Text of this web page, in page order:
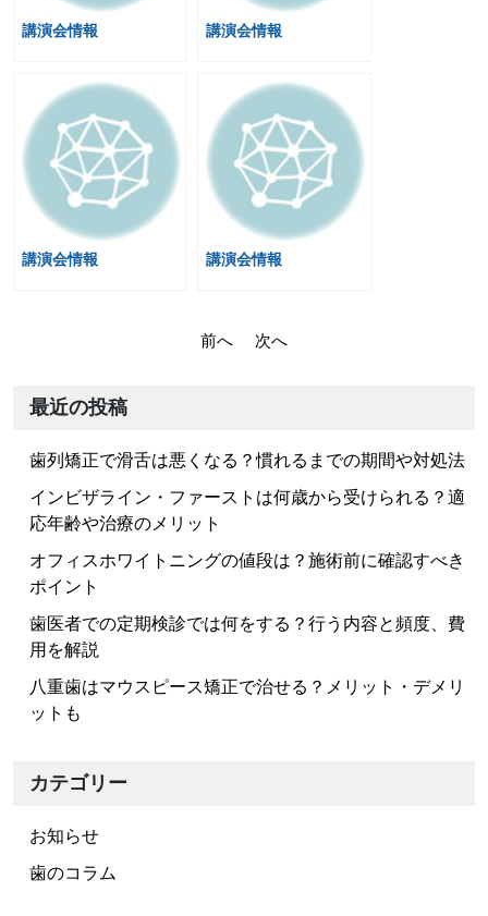
講演会情報 講演会情報
講演会情報 講演会情報
ナ
ゲ
ー
シ
ョ
ン
前へ 次へ
最近の投稿
歯列矯正で滑舌は悪くなる？慣れるまでの期間や対処法
インビザライン・ファーストは何歳から受けられる？適
応年齢や治療のメリット
オフィスホワイトニングの値段は？施術前に確認すべき
ポイント
歯医者での定期検診では何をする？行う内容と頻度、費
用を解説
八重歯はマウスピース矯正で治せる？メリット・デメリ
ットも
カテゴリー
お知らせ
歯のコラム